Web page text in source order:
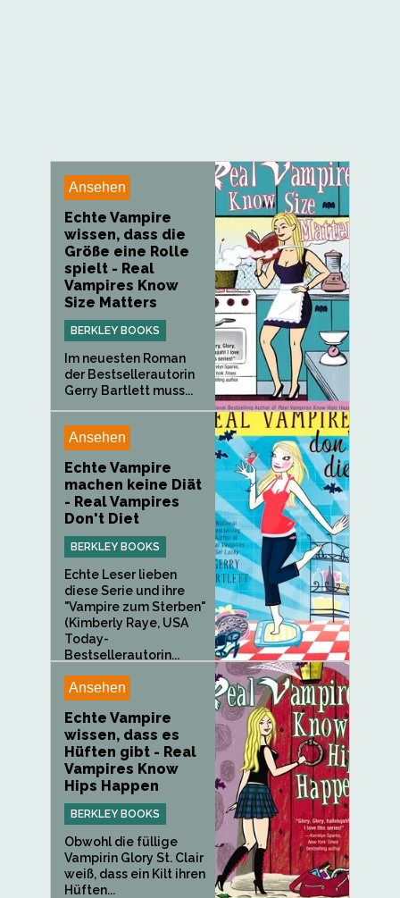
Ansehen
Echte Vampire
wissen, dass die
Größe eine Rolle
spielt - Real
Vampires Know
Size Matters
BERKLEY BOOKS
Im neuesten Roman
der Bestsellerautorin
Gerry Bartlett muss...
Ansehen
Echte Vampire
machen keine Diät
- Real Vampires
Don't Diet
BERKLEY BOOKS
Echte Leser lieben
diese Serie und ihre
"Vampire zum Sterben"
(Kimberly Raye, USA
Today-
Bestsellerautorin...
Ansehen
Echte Vampire
wissen, dass es
Hüften gibt - Real
Vampires Know
Hips Happen
BERKLEY BOOKS
Obwohl die füllige
Vampirin Glory St. Clair
weiß, dass ein Kilt ihren
Hüften...